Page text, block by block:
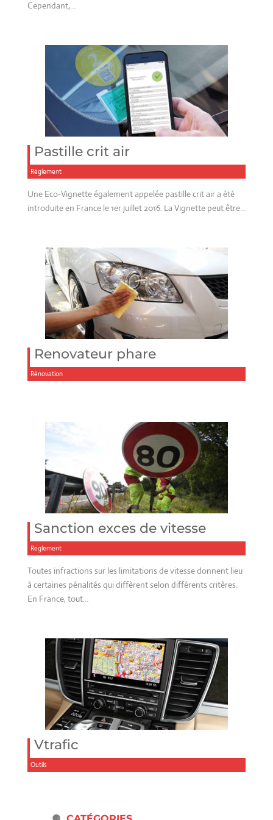
Cependant,…
Pastille crit air
Réglement
Une Eco-Vignette également appelée pastille crit air a été
introduite en France le 1er juillet 2016. La Vignette peut être…
Renovateur phare
Rénovation
Sanction exces de vitesse
Réglement
Toutes infractions sur les limitations de vitesse donnent lieu
à certaines pénalités qui diffèrent selon différents critères.
En France, tout…
Vtrafic
Outils